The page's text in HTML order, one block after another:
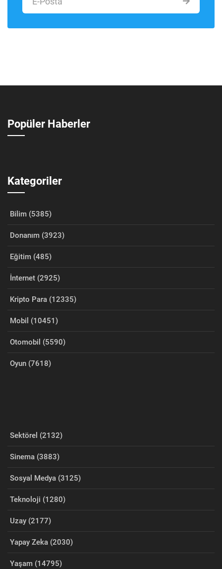
Popüler Haberler
Kategoriler
Bilim (5385)
Donanım (3923)
Eğitim (485)
İnternet (2925)
Kripto Para (12335)
Mobil (10451)
Otomobil (5590)
Oyun (7618)
Sektörel (2132)
Sinema (3883)
Sosyal Medya (3125)
Teknoloji (1280)
Uzay (2177)
Yapay Zeka (2030)
Yaşam (14795)